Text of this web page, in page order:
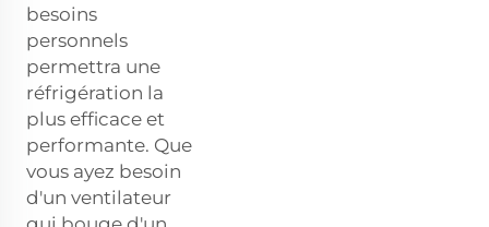
besoins
personnels
permettra une
réfrigération la
plus efficace et
performante. Que
vous ayez besoin
d'un ventilateur